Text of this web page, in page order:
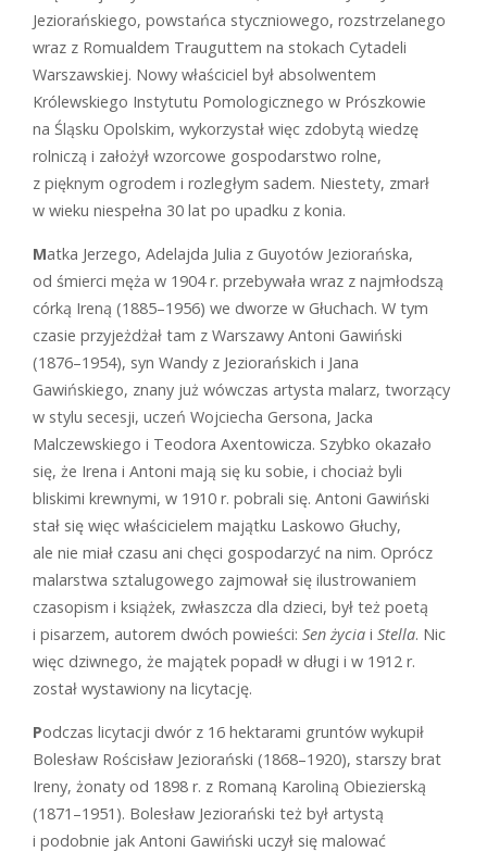
Jeziorańskiego, powstańca styczniowego, rozstrzelanego
wraz z Romualdem Trauguttem na stokach Cytadeli
Warszawskiej. Nowy właściciel był absolwentem
Królewskiego Instytutu Pomologicznego w Prószkowie
na Śląsku Opolskim, wykorzystał więc zdobytą wiedzę
rolniczą i założył wzorcowe gospodarstwo rolne,
z pięknym ogrodem i rozległym sadem. Niestety, zmarł
w wieku niespełna 30 lat po upadku z konia.
Matka Jerzego, Adelajda Julia z Guyo­tów Jeziorańska,
od śmierci męża w 1904 r. przebywała wraz z najmłodszą
córką Ireną (1885–1956) we dworze w Głuchach. W tym
czasie przyjeżdżał tam z Warszawy Antoni Gawiński
(1876–1954), syn Wandy z Jeziorańskich i Jana
Gawińskiego, znany już wówczas artysta malarz, tworzący
w stylu secesji, uczeń Wojciecha Gersona, Jacka
Malczewskiego i Teodora Axentowicza. Szybko okazało
się, że Irena i Antoni mają się ku sobie, i chociaż byli
bliskimi krewnymi, w 1910 r. pobrali się. Antoni Gawiński
stał się więc właścicielem majątku Laskowo Głuchy,
ale nie miał czasu ani chęci gospodarzyć na nim. Oprócz
malarstwa sztalugowego zajmował się ilustrowaniem
czasopism i książek, zwłaszcza dla dzieci, był też poetą
i pisarzem, autorem dwóch powieści: Sen życia i Stella. Nic
więc dziwnego, że majątek popadł w długi i w 1912 r.
został wystawiony na licytację.
Podczas licytacji dwór z 16 hektarami gruntów wykupił
Bolesław Rościsław Jeziorański (1868–1920), starszy brat
Ireny, żonaty od 1898 r. z Romaną Karoliną Obiezierską
(1871–1951). Bolesław Jeziorański też był artystą
i podobnie jak Antoni Gawiński uczył się malować